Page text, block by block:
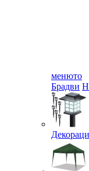
менюто
Брадви